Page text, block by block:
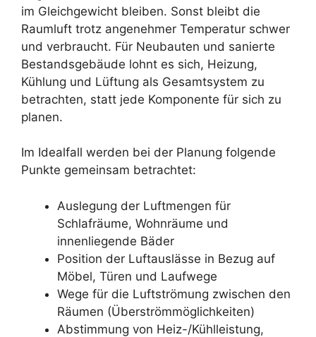
im Gleichgewicht bleiben. Sonst bleibt die
Raumluft trotz angenehmer Temperatur schwer
und verbraucht. Für Neubauten und sanierte
Bestandsgebäude lohnt es sich, Heizung,
Kühlung und Lüftung als Gesamtsystem zu
betrachten, statt jede Komponente für sich zu
planen.
Im Idealfall werden bei der Planung folgende
Punkte gemeinsam betrachtet:
Auslegung der Luftmengen für
Schlafräume, Wohnräume und
innenliegende Bäder
Position der Luftauslässe in Bezug auf
Möbel, Türen und Laufwege
Wege für die Luftströmung zwischen den
Räumen (Überströmmöglichkeiten)
Abstimmung von Heiz-/Kühlleistung,